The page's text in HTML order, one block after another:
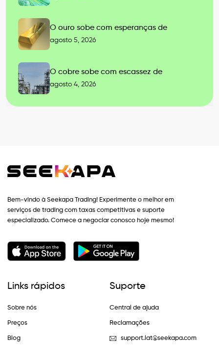
O ouro sobe com esperanças de
agosto 5, 2026
O cobre sobe com escassez de
agosto 4, 2026
Bem-vindo à Seekapa Trading! Experimente o melhor em
serviços de trading com taxas competitivas e suporte
especializado. Comece a negociar conosco hoje mesmo!
Links rápidos
Sobre nós
Preços
Blog
Suporte
Central de ajuda
Reclamações
support.lat@seekapa.com